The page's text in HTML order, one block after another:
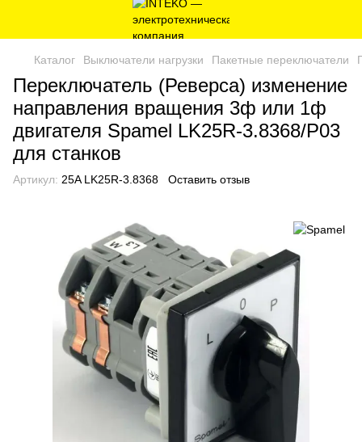
Каталог Выключатели нагрузки Пакетные переключатели
Переключатель (Реверса) изменение
направления вращения 3ф или 1ф
двигателя Spamel LK25R-3.8368/P03
для станков
Артикул: 25A LK25R-3.8368 Оставить отзыв